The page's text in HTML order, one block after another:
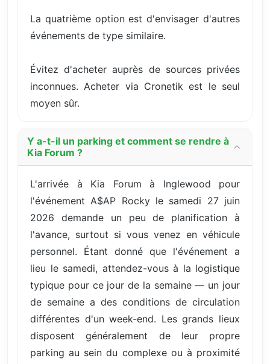
La quatrième option est d'envisager d'autres
événements de type similaire.
Évitez d'acheter auprès de sources privées
inconnues. Acheter via Cronetik est le seul
moyen sûr.
Y a-t-il un parking et comment se rendre à
Kia Forum ?
L'arrivée à Kia Forum à Inglewood pour
l'événement A$AP Rocky le samedi 27 juin
2026 demande un peu de planification à
l'avance, surtout si vous venez en véhicule
personnel. Étant donné que l'événement a
lieu le samedi, attendez-vous à la logistique
typique pour ce jour de la semaine — un jour
de semaine a des conditions de circulation
différentes d'un week-end. Les grands lieux
disposent généralement de leur propre
parking au sein du complexe ou à proximité